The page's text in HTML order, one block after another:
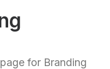
for Branding